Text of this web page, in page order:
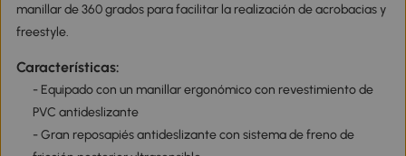
manillar de 360 grados para facilitar la realización de acrobacias y
freestyle.
Características:
- Equipado con un manillar ergonómico con revestimiento de
PVC antideslizante
- Gran reposapiés antideslizante con sistema de freno de